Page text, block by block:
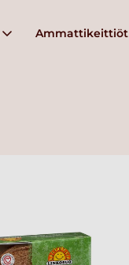
Ammattikeittiöt